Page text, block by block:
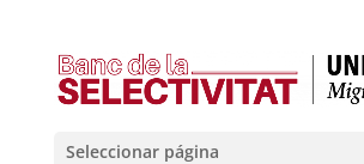
Seleccionar página